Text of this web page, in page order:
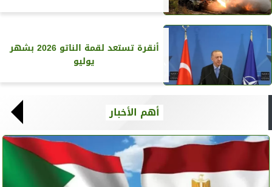
أنقرة تستعد لقمة الناتو 2026 بشهر
يوليو
أهم الأخبار